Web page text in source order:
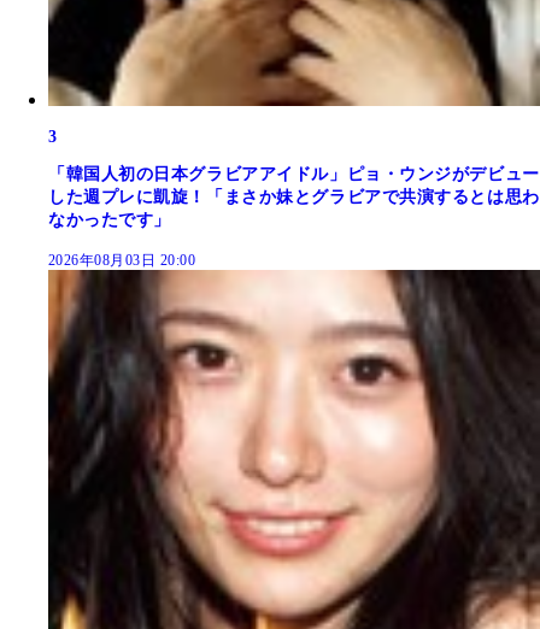
3
「韓国人初の日本グラビアアイドル」ピョ・ウンジがデビュー
した週プレに凱旋！「まさか妹とグラビアで共演するとは思わ
なかったです」
2026年08月03日 20:00